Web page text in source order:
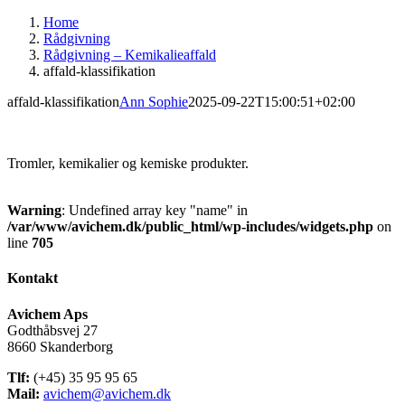
Home
Rådgivning
Rådgivning – Kemikalieaffald
affald-klassifikation
affald-klassifikationAnn Sophie2025-09-22T15:00:51+02:00
Tromler, kemikalier og kemiske produkter.
Warning: Undefined array key "name" in
/var/www/avichem.dk/public_html/wp-includes/widgets.php on
line 705
Kontakt
Avichem Aps
Godthåbsvej 27
8660 Skanderborg
Tlf: (+45) 35 95 95 65
Mail: avichem@avichem.dk